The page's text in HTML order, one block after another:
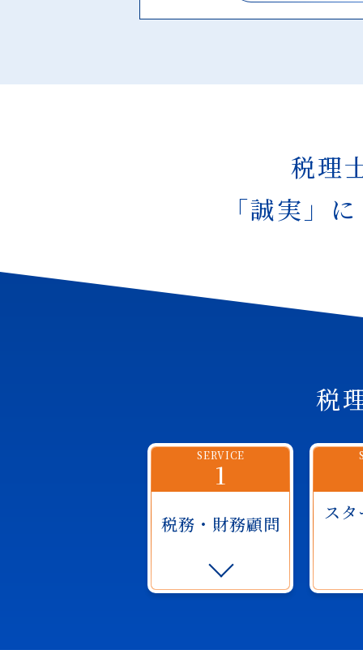
【相続対策】セミナー実施のお知
事務所移転のご挨拶
1月31日申請開始 ★事業復活支
税理
「誠実」
税
SERVICE
1
税務・財務顧問
スタ